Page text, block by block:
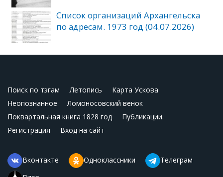
Список организаций Архангельска
по адресам. 1973 год (04.07.2026)
Поиск по тэгам Летопись
Карта Ускова
Неопознанное
Ломоносовский венок
Поквартальная книга 1828 год
Публикации.
Регистрация
Вход на сайт
Вконтакте Одноклассники
Телеграм